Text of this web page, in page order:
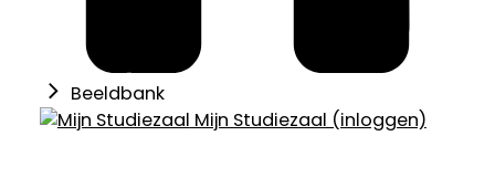
Beeldbank
Mijn Studiezaal (inloggen)